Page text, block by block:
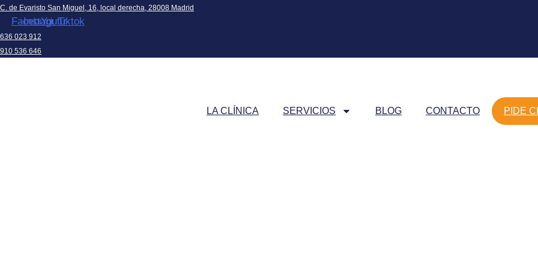
C. de Evaristo San Miguel, 16, local derecha, 28008 Madrid
Facebook
Instagram
Youtube
Tiktok
636 023 912
910 536 646
LA CLÍNICA SERVICIOS BLOG CONTACTO PIDE